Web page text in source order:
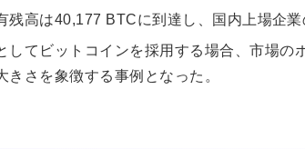
残高は40,177 BTCに到達し、国内上場企
してビットコインを採用する場合、市場の
きさを象徴する事例となった。